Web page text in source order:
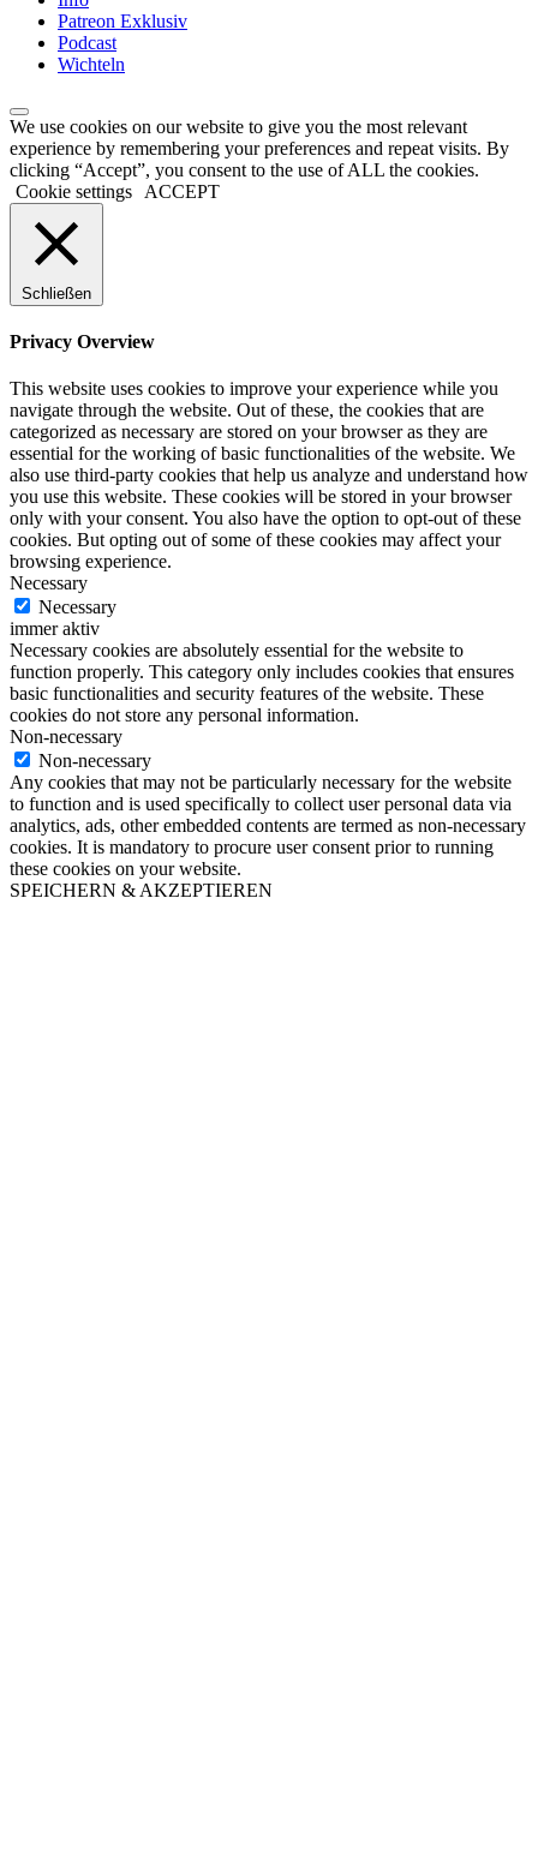
Patreon Exklusiv
Podcast
Wichteln
We use cookies on our website to give you the most relevant
experience by remembering your preferences and repeat visits. By
clicking “Accept”, you consent to the use of ALL the cookies.
Cookie settings
ACCEPT
Schließen
Privacy Overview
This website uses cookies to improve your experience while you
navigate through the website. Out of these, the cookies that are
categorized as necessary are stored on your browser as they are
essential for the working of basic functionalities of the website. We
also use third-party cookies that help us analyze and understand how
you use this website. These cookies will be stored in your browser
only with your consent. You also have the option to opt-out of these
cookies. But opting out of some of these cookies may affect your
browsing experience.
Necessary
Necessary
immer aktiv
Necessary cookies are absolutely essential for the website to
function properly. This category only includes cookies that ensures
basic functionalities and security features of the website. These
cookies do not store any personal information.
Non-necessary
Non-necessary
Any cookies that may not be particularly necessary for the website
to function and is used specifically to collect user personal data via
analytics, ads, other embedded contents are termed as non-necessary
cookies. It is mandatory to procure user consent prior to running
these cookies on your website.
SPEICHERN & AKZEPTIEREN